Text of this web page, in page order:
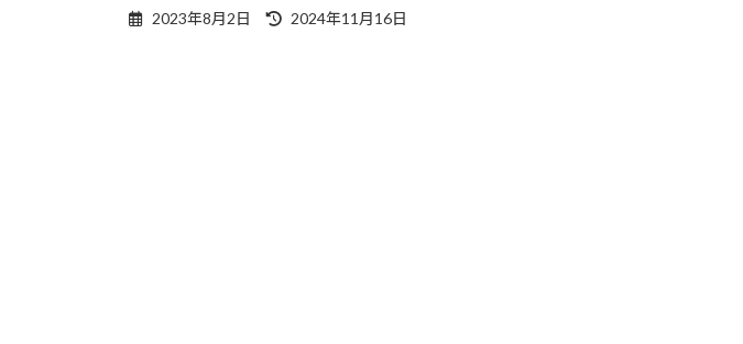
2023年8月2日
最
2024年11月16日